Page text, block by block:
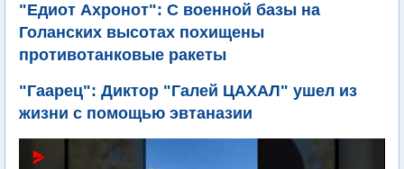
"Едиот Ахронот": С военной базы на
Голанских высотах похищены
противотанковые ракеты
"Гаарец": Диктор "Галей ЦАХАЛ" ушел из
жизни с помощью эвтаназии